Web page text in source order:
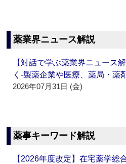
薬業界ニュース解説
【対話で学ぶ薬業界ニュース
く‐製薬企業や医療、薬局・薬
2026年07月31日 (金)
薬事キーワード解説
【2026年度改定】在宅薬学総